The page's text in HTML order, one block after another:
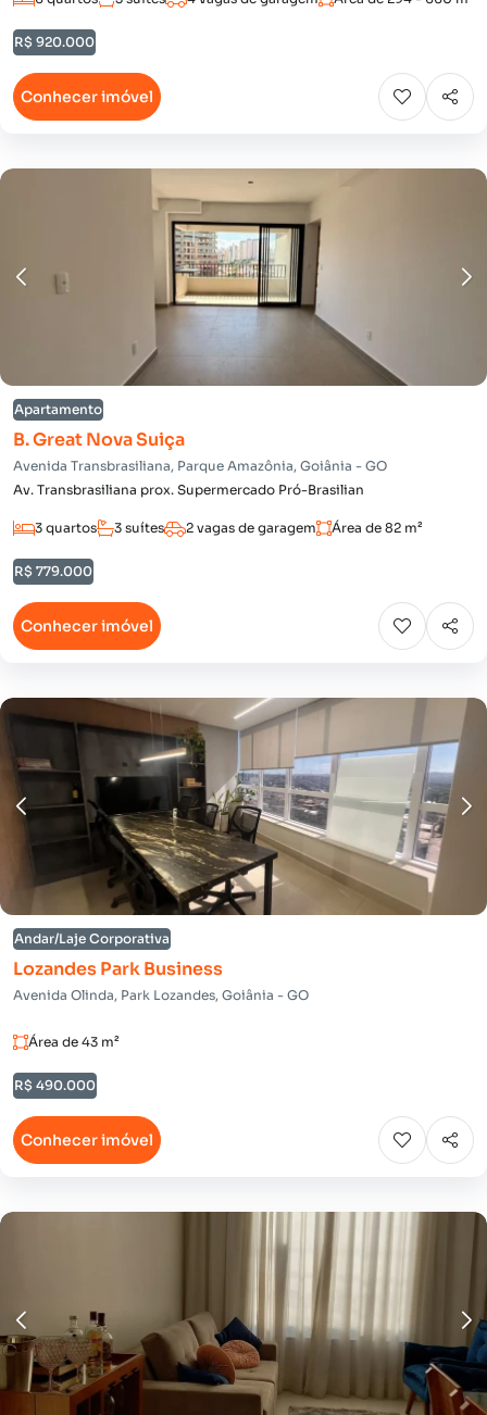
R$ 920.000
Conhecer imóvel
Apartamento
B. Great Nova Suiça
Avenida Transbrasiliana, Parque Amazônia, Goiânia - GO
Av. Transbrasiliana prox. Supermercado Pró-Brasilian
3 quartos 3 suítes 2 vagas de garagem Área de 82 m²
R$ 779.000
Conhecer imóvel
Andar/Laje Corporativa
Lozandes Park Business
Avenida Olinda, Park Lozandes, Goiânia - GO
Área de 43 m²
R$ 490.000
Conhecer imóvel